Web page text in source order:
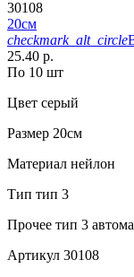
30108
20см
checkmark_alt_circle
25.40 р.
По 10 шт
Цвет серый
Размер 20см
Материал нейлон
Тип тип 3
Прочее тип 3
Артикул 30108